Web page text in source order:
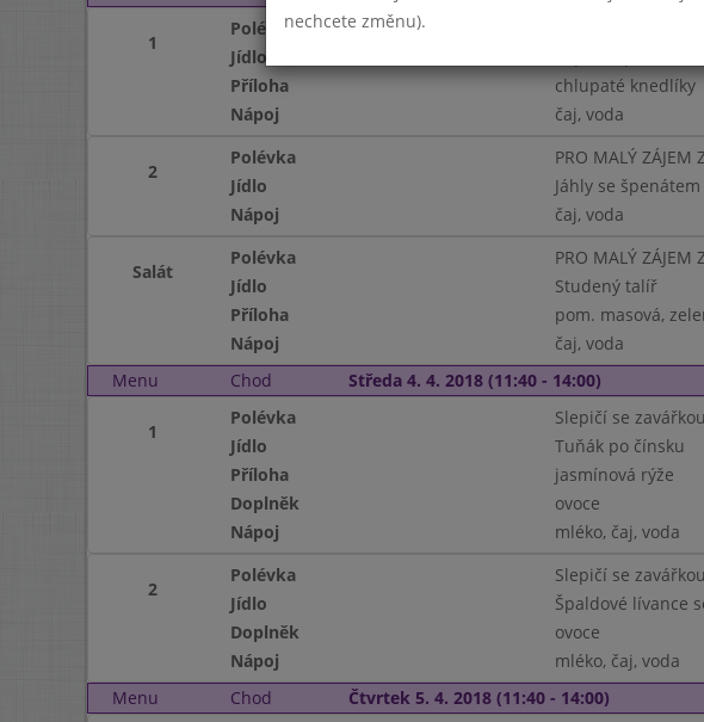
1
Polévka
Jídlo
Příloha
chlupaté knedlíky
Nápoj
čaj, voda
2
Polévka PRO MALÝ ZÁJEM
Jídlo
Jáhly se
Nápoj
čaj, voda
Salát
Polévka
PRO MALÝ ZÁJEM
Jídlo
Studený talíř
Příloha
pom. masová,
Nápoj
čaj, voda
Menu
Chod Středa 4. 4. 2018 (11:40 - 14:00)
1
Polévka Slepičí se zavářkou
Jídlo
Tuňák po čínsku
Příloha
jasmínová rýže
Doplněk
ovoce
Nápoj
mléko, čaj, voda
2
Polévka Slepičí se zavářkou
Jídlo
Špaldové lívance
Doplněk
ovoce
Nápoj
mléko, čaj, voda
Menu
Chod Čtvrtek 5. 4. 2018 (11:40 - 14:00)
nechcete změnu).